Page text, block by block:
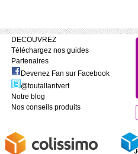
DECOUVREZ
Téléchargez nos guides
Partenaires
Devenez Fan sur Facebook
@toutallantvert
Notre blog
Nos conseils produits